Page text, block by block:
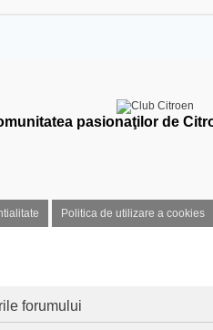
Politica de utilizare a cookies
pasionaţilor de
forumului